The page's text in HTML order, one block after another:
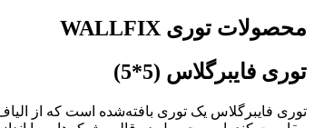
محصولات توری WALLFIX
توری فایبرگلاس (5*5)